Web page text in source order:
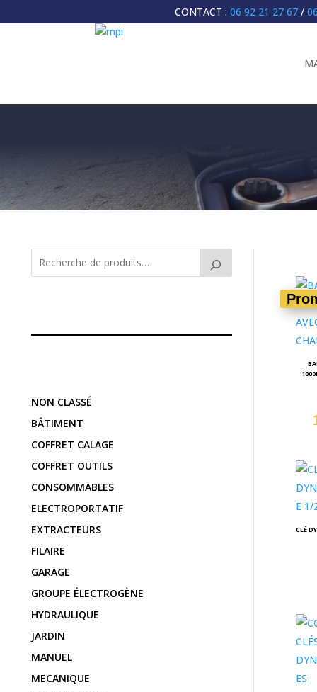
CONTACT : 06 92 21 27 67/
NON CLASSÉ
BÂTIMENT
COFFRET CALAGE
COFFRET OUTILS
CONSOMMABLES
ELECTROPORTATIF
EXTRACTEURS
FILAIRE
GARAGE
GROUPE ÉLECTROGÈNE
HYDRAULIQUE
JARDIN
MANUEL
MECANIQUE
CLÉ